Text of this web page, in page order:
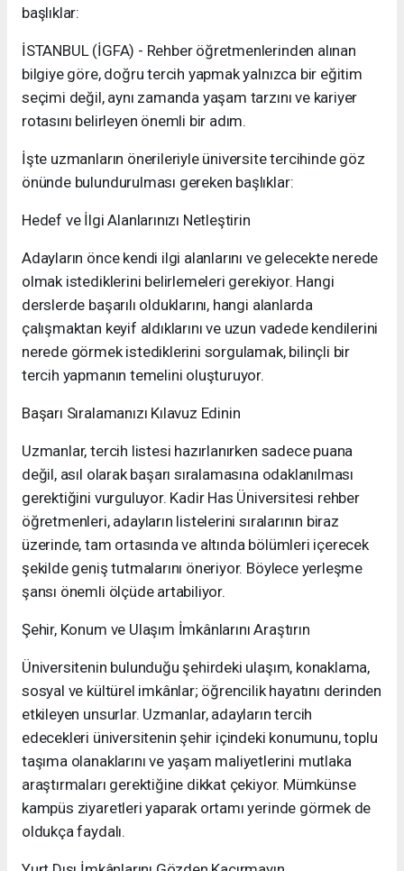
başlıklar:
İSTANBUL (İGFA) - Rehber öğretmenlerinden alınan
bilgiye göre, doğru tercih yapmak yalnızca bir eğitim
seçimi değil, aynı zamanda yaşam tarzını ve kariyer
rotasını belirleyen önemli bir adım.
İşte uzmanların önerileriyle üniversite tercihinde göz
önünde bulundurulması gereken başlıklar:
Hedef ve İlgi Alanlarınızı Netleştirin
Adayların önce kendi ilgi alanlarını ve gelecekte nerede
olmak istediklerini belirlemeleri gerekiyor. Hangi
derslerde başarılı olduklarını, hangi alanlarda
çalışmaktan keyif aldıklarını ve uzun vadede kendilerini
nerede görmek istediklerini sorgulamak, bilinçli bir
tercih yapmanın temelini oluşturuyor.
Başarı Sıralamanızı Kılavuz Edinin
Uzmanlar, tercih listesi hazırlanırken sadece puana
değil, asıl olarak başarı sıralamasına odaklanılması
gerektiğini vurguluyor. Kadir Has Üniversitesi rehber
öğretmenleri, adayların listelerini sıralarının biraz
üzerinde, tam ortasında ve altında bölümleri içerecek
şekilde geniş tutmalarını öneriyor. Böylece yerleşme
şansı önemli ölçüde artabiliyor.
Şehir, Konum ve Ulaşım İmkânlarını Araştırın
Üniversitenin bulunduğu şehirdeki ulaşım, konaklama,
sosyal ve kültürel imkânlar; öğrencilik hayatını derinden
etkileyen unsurlar. Uzmanlar, adayların tercih
edecekleri üniversitenin şehir içindeki konumunu, toplu
taşıma olanaklarını ve yaşam maliyetlerini mutlaka
araştırmaları gerektiğine dikkat çekiyor. Mümkünse
kampüs ziyaretleri yaparak ortamı yerinde görmek de
oldukça faydalı.